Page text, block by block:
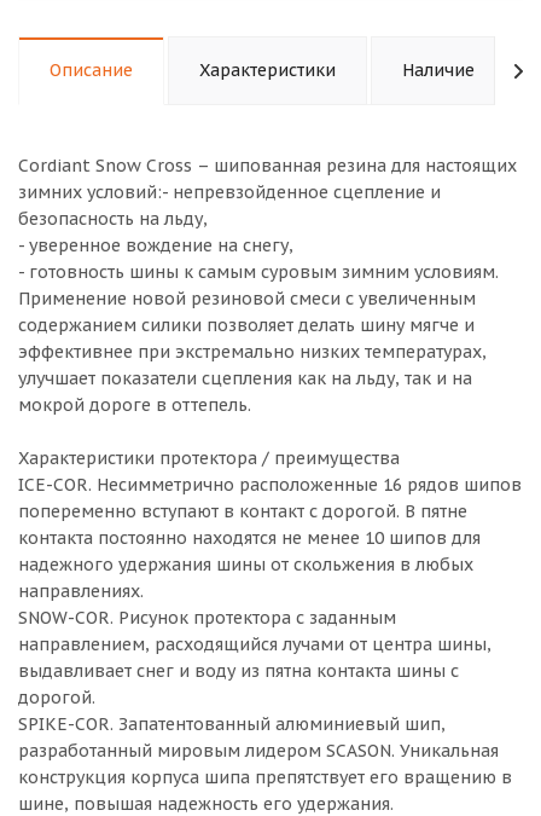
Описание Характеристики Наличие
Cordiant Snow Cross – шипованная резина для настоящих
зимних условий:- непревзойденное сцепление и
безопасность на льду,
- уверенное вождение на снегу,
- готовность шины к самым суровым зимним условиям.
Применение новой резиновой смеси с увеличенным
содержанием силики позволяет делать шину мягче и
эффективнее при экстремально низких температурах,
улучшает показатели сцепления как на льду, так и на
мокрой дороге в оттепель.
Характеристики протектора / преимущества
ICE-COR. Несимметрично расположенные 16 рядов шипов
попеременно вступают в контакт с дорогой. В пятне
контакта постоянно находятся не менее 10 шипов для
надежного удержания шины от скольжения в любых
направлениях.
SNOW-COR. Рисунок протектора с заданным
направлением, расходящийся лучами от центра шины,
выдавливает снег и воду из пятна контакта шины с
дорогой.
SPIKE-COR. Запатентованный алюминиевый шип,
разработанный мировым лидером SCASON. Уникальная
конструкция корпуса шипа препятствует его вращению в
шине, повышая надежность его удержания.